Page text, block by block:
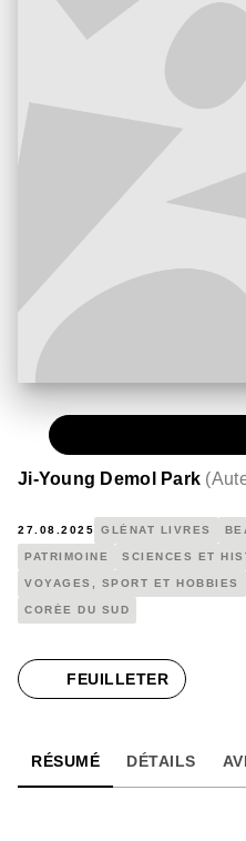
Ji-Young Demol Park (
27.08.2025 GLÉNAT LIVRES
PATRIMOINE SCIENCES ET
VOYAGES, SPORT ET HOBBIES
CORÉE DU SUD
FEUILLETER
RÉSUMÉ DÉTAILS